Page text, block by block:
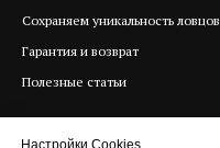
Настройки Cookies
Сохраняем уникальность ловцов
Гарантия и возврат
Полезные статьи